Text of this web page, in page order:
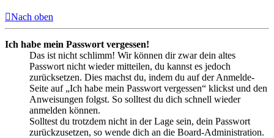
Nach oben
Ich habe mein Passwort vergessen!
Das ist nicht schlimm! Wir können dir zwar dein altes
Passwort nicht wieder mitteilen, du kannst es jedoch
zurücksetzen. Dies machst du, indem du auf der Anmelde-
Seite auf „Ich habe mein Passwort vergessen“ klickst und den
Anweisungen folgst. So solltest du dich schnell wieder
anmelden können.
Solltest du trotzdem nicht in der Lage sein, dein Passwort
zurückzusetzen, so wende dich an die Board-Administration.